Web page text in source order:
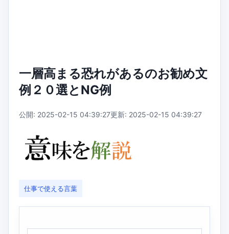
一層高まる恐れがあるのお勧め文
例２０選とNG例
公開: 2025-02-15 04:39:27更新: 2025-02-15 04:39:27
仕事で使える言葉